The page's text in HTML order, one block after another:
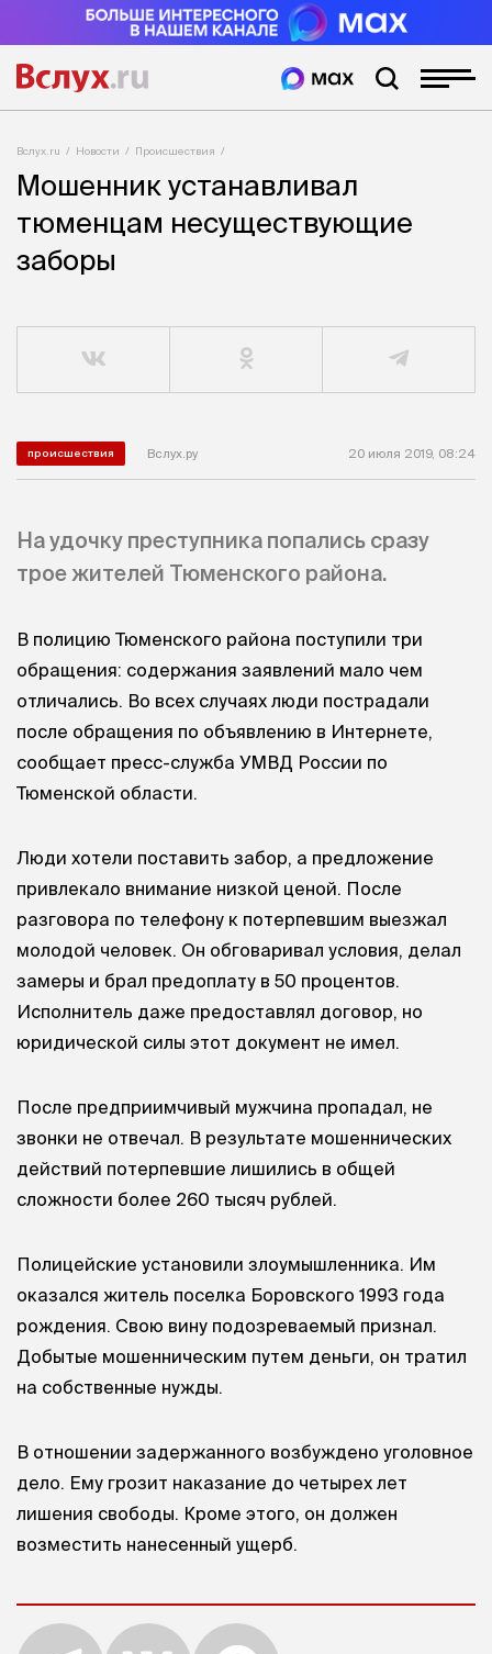
Вслух.ru Новости Происшествия
Мошенник устанавливал
тюменцам несуществующие
заборы
происшествия Вслух.ру 20 июля 2019, 08:24
На удочку преступника попались сразу
трое жителей Тюменского района.
В полицию Тюменского района поступили три
обращения: содержания заявлений мало чем
отличались. Во всех случаях люди пострадали
после обращения по объявлению в Интернете,
сообщает пресс-служба УМВД России по
Тюменской области.
Люди хотели поставить забор, а предложение
привлекало внимание низкой ценой. После
разговора по телефону к потерпевшим выезжал
молодой человек. Он обговаривал условия, делал
замеры и брал предоплату в 50 процентов.
Исполнитель даже предоставлял договор, но
юридической силы этот документ не имел.
После предприимчивый мужчина пропадал, не
звонки не отвечал. В результате мошеннических
действий потерпевшие лишились в общей
сложности более 260 тысяч рублей.
Полицейские установили злоумышленника. Им
оказался житель поселка Боровского 1993 года
рождения. Свою вину подозреваемый признал.
Добытые мошенническим путем деньги, он тратил
на собственные нужды.
В отношении задержанного возбуждено уголовное
дело. Ему грозит наказание до четырех лет
лишения свободы. Кроме этого, он должен
возместить нанесенный ущерб.